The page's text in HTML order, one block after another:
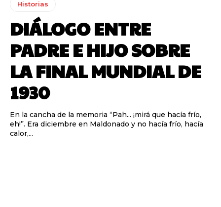
Historias
DIÁLOGO ENTRE
PADRE E HIJO SOBRE
LA FINAL MUNDIAL DE
1930
En la cancha de la memoria “Pah... ¡mirá que hacía frío,
eh!”. Era diciembre en Maldonado y no hacía frío, hacía
calor,...